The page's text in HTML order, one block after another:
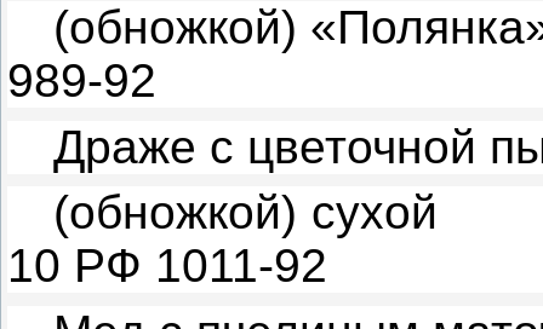
(обножкой)
989-92
Драже с цветочной
(обножкой) сухой
10 РФ 1011-92